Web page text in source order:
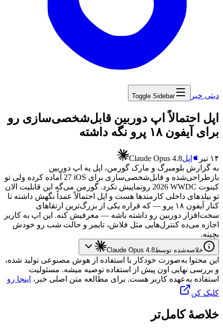
دیتی خبر Toggle Sidebar
‏اپل احتمالاً اپ دوربین قابل‌شخصی‌سازی رو
برای آیفون ۱۸ پرو نگه داشته
۱۴ تیر اپلClaude Opus 4.8
به گزارش بلومبرگ و مارک گورمن، اپل یه اپ دوربین
بازطراحی‌شده و قابل‌شخصی‌سازی برای iOS
27 آماده کرده ولی تو
کینوت WWDC
2026 رونماییش نکرد. گورمن می‌گه این قابلیت الان
تو بیلدهای داخلی کارمندها هست و اپل احتمالاً عمداً نگهش داشته تا
کنار
آیفون ۱۸ پرو — که قراره یکی از بزرگ‌ترین ارتقاهای
سخت‌افزار دوربین رو داشته باشه — معرفیش کنه. این اپ به کاربر
اجازه می‌ده کنترل‌هایی مثل فلاش، تایمر و حالت شب رو خودش
بچینه.
خلاصه‌شده توسطClaude Opus 4.8
این محتوا به‌صورت خودکار با استفاده از هوش مصنوعی تولید شده،
و بررسی نهایی اون پیش از استفاده توصیه میشه. مسئولیت
استفاده به‌عهده کاربر هست. برای مطالعه متن اصلی خبر، اینجا رو
کلیک کن
خلاصهٔ کامل‌تر